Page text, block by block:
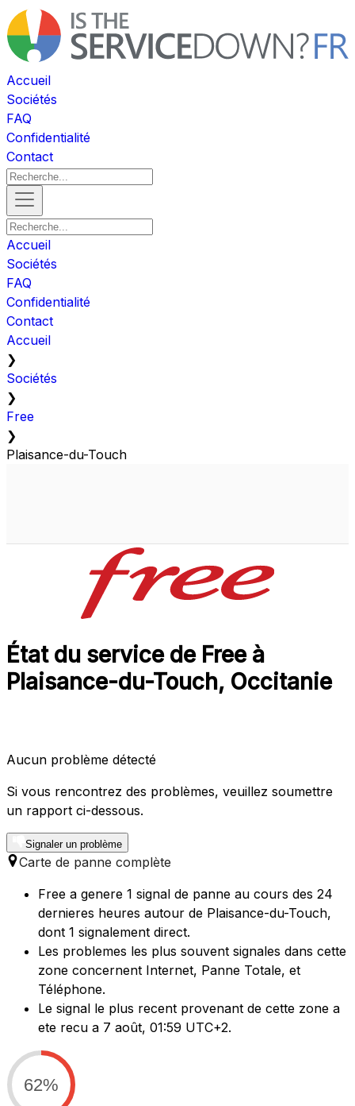
Accueil
Sociétés
FAQ
Confidentialité
Contact
Accueil
Sociétés
FAQ
Confidentialité
Contact
Accueil
❯
Sociétés
❯
Free
❯
Plaisance-du-Touch
État du service de Free à
Plaisance-du-Touch, Occitanie
Aucun problème détecté
Si vous rencontrez des problèmes, veuillez soumettre
un rapport ci-dessous.
Signaler un problème
Carte de panne complète
Free a genere 1 signal de panne au cours des 24
dernieres heures autour de Plaisance-du-Touch,
dont 1 signalement direct.
Les problemes les plus souvent signales dans cette
zone concernent Internet, Panne Totale, et
Téléphone.
Le signal le plus recent provenant de cette zone a
ete recu a 7 août, 01:59 UTC+2.
62%